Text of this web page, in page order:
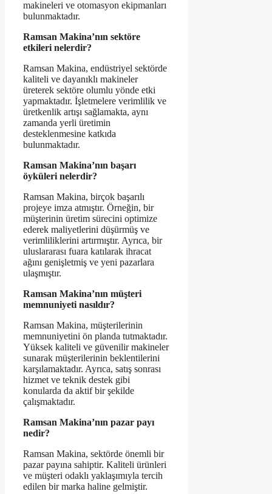
makineleri ve otomasyon ekipmanları
bulunmaktadır.
Ramsan Makina’nın sektöre
etkileri nelerdir?
Ramsan Makina, endüstriyel sektörde
kaliteli ve dayanıklı makineler
üreterek sektöre olumlu yönde etki
yapmaktadır. İşletmelere verimlilik ve
üretkenlik artışı sağlamakta, aynı
zamanda yerli üretimin
desteklenmesine katkıda
bulunmaktadır.
Ramsan Makina’nın başarı
öyküleri nelerdir?
Ramsan Makina, birçok başarılı
projeye imza atmıştır. Örneğin, bir
müşterinin üretim sürecini optimize
ederek maliyetlerini düşürmüş ve
verimliliklerini artırmıştır. Ayrıca, bir
uluslararası fuara katılarak ihracat
ağını genişletmiş ve yeni pazarlara
ulaşmıştır.
Ramsan Makina’nın müşteri
memnuniyeti nasıldır?
Ramsan Makina, müşterilerinin
memnuniyetini ön planda tutmaktadır.
Yüksek kaliteli ve güvenilir makineler
sunarak müşterilerinin beklentilerini
karşılamaktadır. Ayrıca, satış sonrası
hizmet ve teknik destek gibi
konularda da aktif bir şekilde
çalışmaktadır.
Ramsan Makina’nın pazar payı
nedir?
Ramsan Makina, sektörde önemli bir
pazar payına sahiptir. Kaliteli ürünleri
ve müşteri odaklı yaklaşımıyla tercih
edilen bir marka haline gelmiştir.